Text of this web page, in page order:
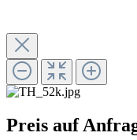
Preis auf